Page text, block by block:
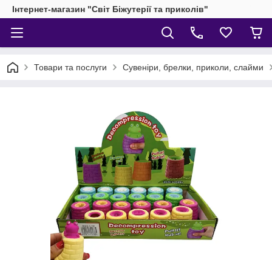
Інтернет-магазин "Світ Біжутерії та приколів"
Товари та послуги Сувеніри, брелки, приколи, слайми